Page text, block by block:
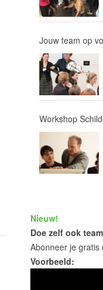
Jouw team op
Workshop
Nieuw!
Doe zelf ook
Abonneer je gratis
Voorbeeld: